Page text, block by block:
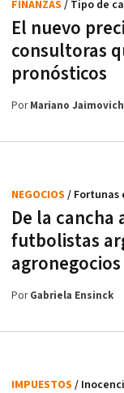
El nuevo
consultoras
pronósticos
FINANZAS / Tipo de
PorMariano Jaimovich
De la cancha
futbolistas
agronegocios
NEGOCIOS / Fortunas
PorGabriela Ensinck
IMPUESTOS /